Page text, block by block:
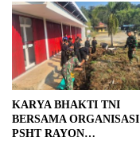
KARYA BHAKTI TNI
BERSAMA ORGANISASI
PSHT RAYON